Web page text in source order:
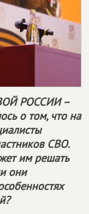
РОССИИ –
о том, что на
СВО.
им решать
они